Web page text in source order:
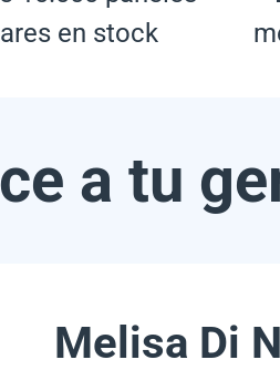
en stock
a tu
Melisa Di